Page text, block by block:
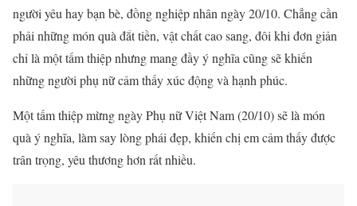
người yêu hay bạn bè, đồng nghiệp nhân ngày 20/10. Chẳng cần
phải những món quà đắt tiền, vật chất cao sang, đôi khi đơn giản
chỉ là một tấm thiệp nhưng mang đầy ý nghĩa cũng sẽ khiến
những người phụ nữ cảm thấy xúc động và hạnh phúc.
Một tấm thiệp mừng ngày Phụ nữ Việt Nam (20/10) sẽ là món
quà ý nghĩa, làm say lòng phái đẹp, khiến chị em cảm thấy được
trân trọng, yêu thương hơn rất nhiều.